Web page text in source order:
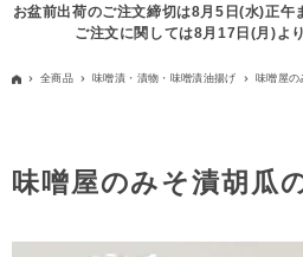
お盆前出荷のご注文締切は8月5日(水)正
ご注文に関しては8月17日(月)よ
全商品 味噌漬・漬物・味噌漬油揚げ 味噌屋の
味噌屋のみそ漬胡瓜